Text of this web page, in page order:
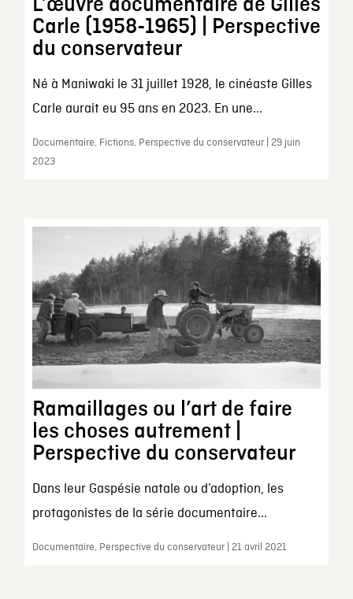
L’œuvre documentaire de Gilles
Carle (1958-1965) | Perspective
du conservateur
Né à Maniwaki le 31 juillet 1928, le cinéaste Gilles
Carle aurait eu 95 ans en 2023. En une...
Documentaire, Fictions, Perspective du conservateur | 29 juin
2023
Ramaillages ou l’art de faire
les choses autrement |
Perspective du conservateur
Dans leur Gaspésie natale ou d’adoption, les
protagonistes de la série documentaire...
Documentaire, Perspective du conservateur | 21 avril 2021